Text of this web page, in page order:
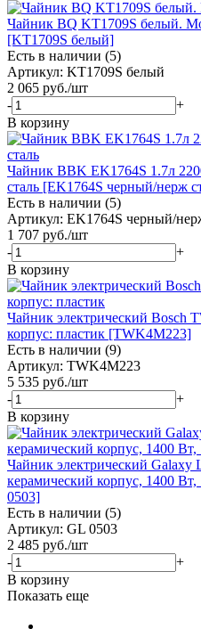
Чайник BQ KT1709S белый.
[KT1709S белый]
Есть в наличии (5)
Артикул: KT1709S белый
2 065 руб./шт
-
+
В корзину
Чайник BBK EK1764S 1.7л
сталь [EK1764S черный/нерж
Есть в наличии (5)
Артикул: EK1764S черный/
1 707 руб./шт
-
+
В корзину
Чайник электрический Bosch
корпус: пластик [TWK4M223]
Есть в наличии (9)
Артикул: TWK4M223
5 535 руб./шт
-
+
В корзину
Чайник электрический Galaxy
керамический корпус, 1400
0503]
Есть в наличии (5)
Артикул: GL 0503
2 485 руб./шт
-
+
В корзину
Показать еще